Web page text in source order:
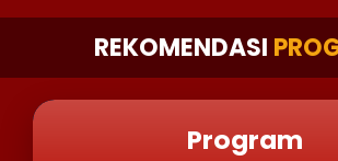
REKOMENDASI
Program